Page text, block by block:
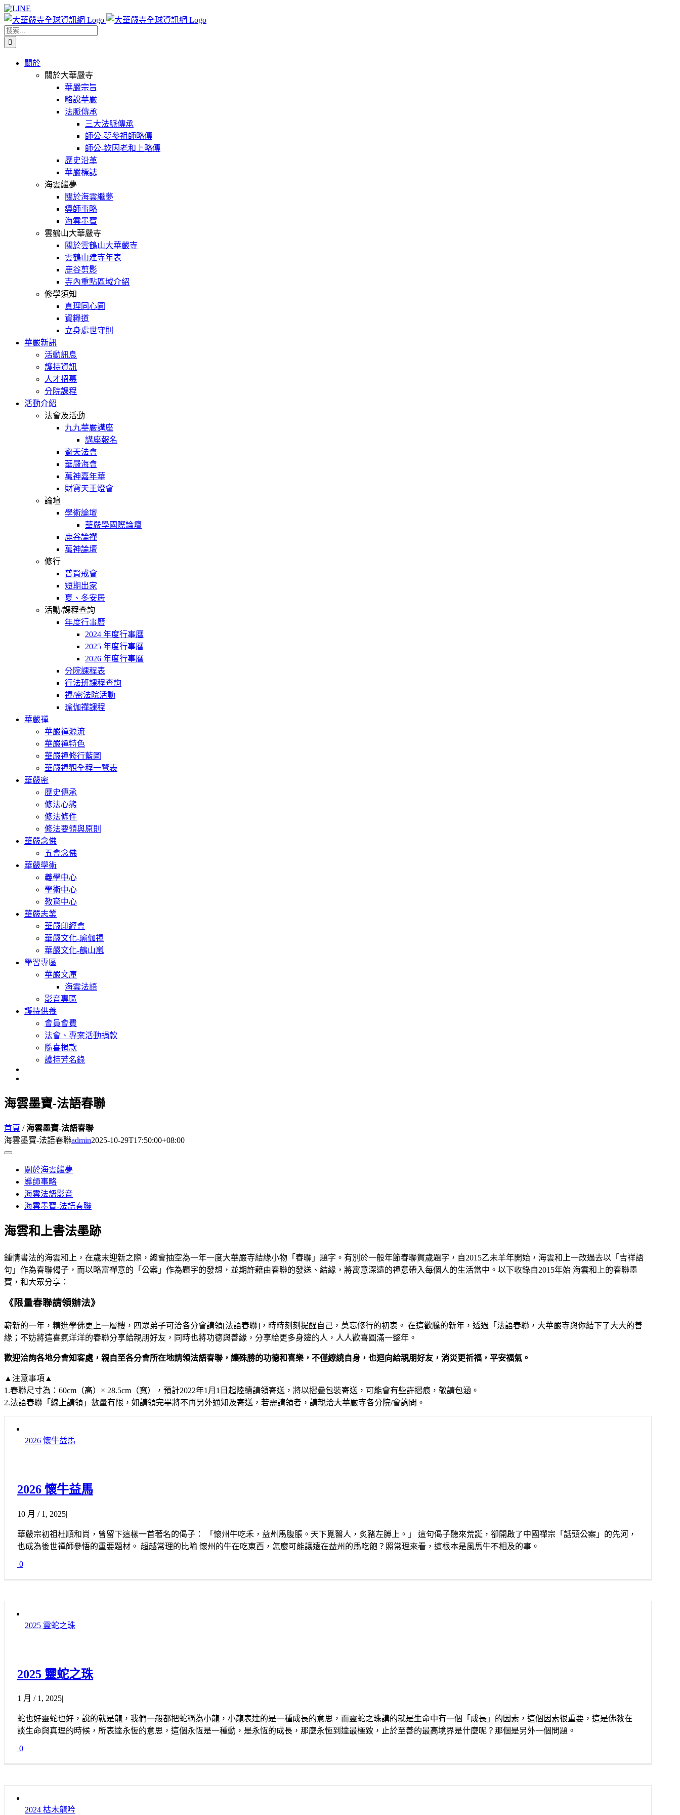
Skip
to
content
Facebook
X
WeChat
YouTube
LINE
搜
索
關於
關於大華嚴寺
華嚴宗旨
略說華嚴
法脈傳承
三大法脈傳承
師公-夢參祖師略傳
師公-欽因老和上略傳
歷史沿革
華嚴標誌
海雲繼夢
關於海雲繼夢
導師事略
海雲墨寶
雲鶴山大華嚴寺
關於雲鶴山大華嚴寺
雲鶴山建寺年表
鹿谷剪影
寺內重點區域介紹
修學須知
真理同心圓
資糧道
立身處世守則
華嚴新訊
活動訊息
護持資訊
人才招募
分院課程
活動介紹
法會及活動
九九華嚴講座
講座報名
齋天法會
華嚴海會
萬神嘉年華
財寶天王燈會
論壇
學術論壇
華嚴學國際論壇
鹿谷論禪
萬神論壇
修行
普賢戒會
短期出家
夏、冬安居
活動/課程查詢
年度行事曆
2024 年度行事曆
2025 年度行事曆
2026 年度行事曆
分院課程表
行法班課程查詢
禪/密法院活動
瑜伽禪課程
華嚴禪
華嚴禪源流
華嚴禪特色
華嚴禪修行藍圖
華嚴禪觀全程一覽表
華嚴密
歷史傳承
修法心態
修法條件
修法要領與原則
華嚴念佛
五會念佛
華嚴學術
義學中心
學術中心
教育中心
華嚴志業
華嚴印經會
華嚴文化-瑜伽禪
華嚴文化-鶴山嵐
學習專區
華嚴文庫
海雲法語
影音專區
護持供養
會員會費
法會、專案活動捐款
隨喜捐款
護持芳名錄
海雲墨寶-法語春聯
首頁 /海雲墨寶-法語春聯
海雲墨寶-法語春聯admin2025-10-29T17:50:00+08:00
Toggle
關於海雲繼夢
導師事略
海雲法語影音
海雲墨寶-法語春聯
海雲和上書法墨跡
鍾情書法的海雲和上，在歲末迎新之際，總會抽空為一年一度大華嚴寺結緣小物「春聯」題字。有別於一般年節春聯賀歲題字，自2015乙未羊年開始，海雲和上一改過去以「吉祥語
句」作為春聯偈子，而以略富禪意的「公案」作為題字的發想，並期許藉由春聯的發送、結緣，將寓意深遠的禪意帶入每個人的生活當中。以下收錄自2015年始 海雲和上的春聯墨
寶，和大眾分享：
《限量春聯請領辦法》
嶄新的一年，精進學佛更上一層樓，四眾弟子可洽各分會請領[法語春聯]，時時刻刻提醒自己，莫忘修行的初衷。 在這歡騰的新年，透過「法語春聯，大華嚴寺與你結下了大大的善
緣；不妨將這喜氣洋洋的春聯分享給親朋好友，同時也將功德與善緣，分享給更多身邊的人，人人歡喜圓滿一整年。
歡迎洽詢各地分會知客處，親自至各分會所在地請領法語春聯，讓殊勝的功德和喜樂，不僅繚繞自身，也迴向給親朋好友，消災更祈福，平安福氣。
▲注意事項▲
1.春聯尺寸為：60cm（高）× 28.5cm（寬），預計2022年1月1日起陸續請領寄送，將以摺疊包裝寄送，可能會有些許摺痕，敬請包涵。
2.法語春聯「線上請領」數量有限，如請領完畢將不再另外通知及寄送，若需請領者，請親洽大華嚴寺各分院/會詢問。
2026 懷牛益馬
2026 懷牛益馬
10 月 / 1, 2025|
華嚴宗初祖杜順和尚，曾留下這樣一首著名的偈子： 「懷州牛吃禾，益州馬腹脹。天下覓醫人，炙豬左膊上。」 這句偈子聽來荒誕，卻開啟了中國禪宗「話頭公案」的先河，
也成為後世禪師參悟的重要題材。 超越常理的比喻 懷州的牛在吃東西，怎麼可能讓遠在益州的馬吃飽？照常理來看，這根本是風馬牛不相及的事。
0
2025 靈蛇之珠
2025 靈蛇之珠
1 月 / 1, 2025|
蛇也好靈蛇也好，說的就是龍，我們一般都把蛇稱為小龍，小龍表達的是一種成長的意思，而靈蛇之珠講的就是生命中有一個「成長」的因素，這個因素很重要，這是佛教在
談生命與真理的時候，所表達永恆的意思，這個永恆是一種動，是永恆的成長，那麼永恆到達最極致，止於至善的最高境界是什麼呢？那個是另外一個問題。
0
2024 枯木龍吟